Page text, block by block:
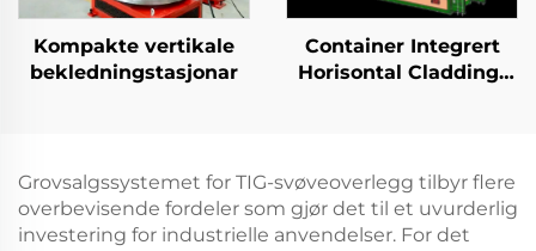
Kompakte vertikale
bekledningstasjonar
Container Integrert
Horisontal Cladding-
Grovsalgssystemet for TIG-svøveoverlegg tilbyr flere
overbevisende fordeler som gjør det til et uvurderlig
investering for industrielle anvendelser. For det